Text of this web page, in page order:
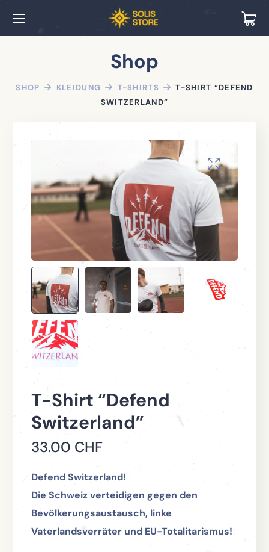
Shop
SHOP KLEIDUNG T-SHIRTS
T-SHIRT “DEFEND
SWITZERLAND”
T-Shirt “Defend
Switzerland”
33.00 CHF
Defend Switzerland!
Die Schweiz verteidigen gegen den
Bevölkerungsaustausch, linke
Vaterlandsverräter und EU-Totalitarismus!